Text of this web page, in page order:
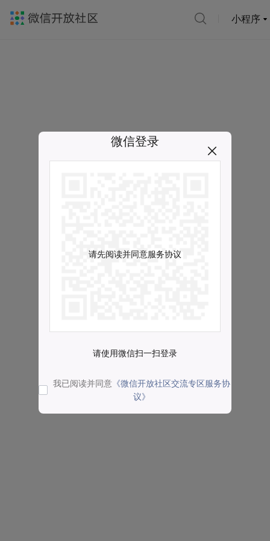
小程序
微信登录
请先阅读并同意服务协议
请使用微信扫一扫登录
我已阅读并同意 《微信开放社区交流专区服务协
议》